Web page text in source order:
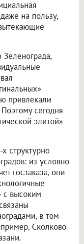
на пользу,
привлекали
сегодня
элитой»
структурно
из условно
госзаказа, они
с высоким
в том
Сколково